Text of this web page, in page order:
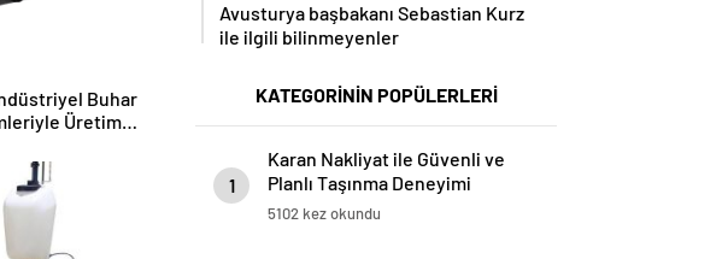
Buhar
Üretim
Avusturya başbakanı Sebastian Kurz
ile ilgili bilinmeyenler
KATEGORİNİN POPÜLERLERİ
1
Karan Nakliyat ile Güvenli ve
Planlı Taşınma Deneyimi
5102 kez okundu